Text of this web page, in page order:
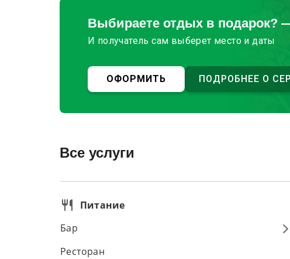
Выбираете отдых в подарок?
И получатель сам выберет место и даты
ОФОРМИТЬ ПОДРОБНЕЕ О
Все услуги
Питание
Бар
Ресторан